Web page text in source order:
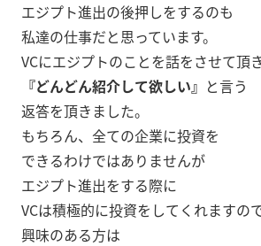
エジプト進出の後押しをするのも
私達の仕事だと思っています。
VCにエジプトのことを話をさせて頂
『どんどん紹介して欲しい』 と言う
返答を頂きました。
もちろん、全ての企業に投資を
できるわけではありませんが
エジプト進出をする際に
VCは積極的に投資をしてくれますの
興味のある方は